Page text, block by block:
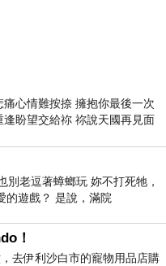
心情難按捺 擁抱你最後一次
盼望交給祢 祢說天國再見面
靈魂再
老逗著蟑螂玩 妳不打死牠，
的遊戲？ 是說，滿院
！
去伊利沙白市的寵物用品店購